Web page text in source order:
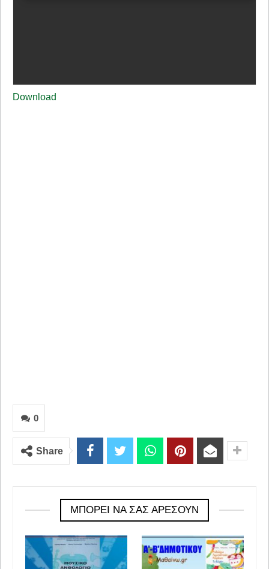
Download
0
Share
ΜΠΟΡΕΊ ΝΑ ΣΑΣ ΑΡΈΣΟΥΝ